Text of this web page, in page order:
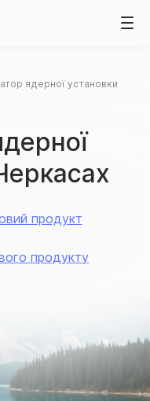
ядерної установки
продукт
продукту